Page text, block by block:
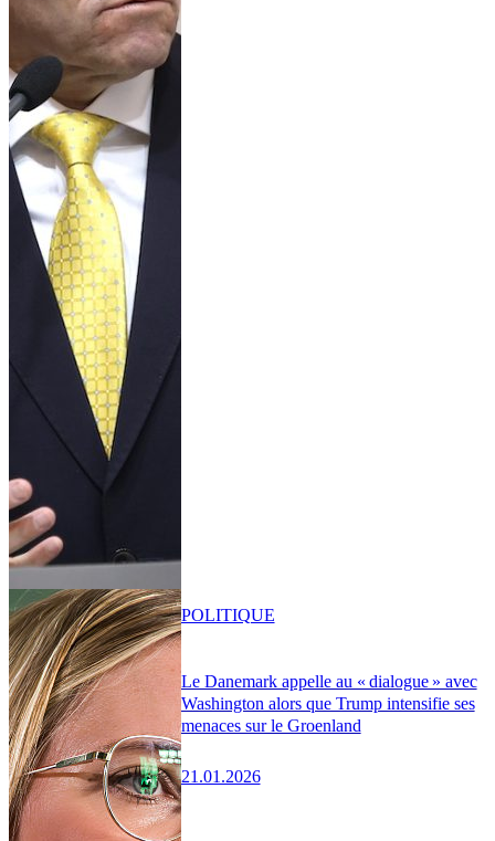
Le Danemark appelle au « dialogue » avec
Washington alors que Trump intensifie ses
menaces sur le Groenland
21.01.2026
POLITIQUE